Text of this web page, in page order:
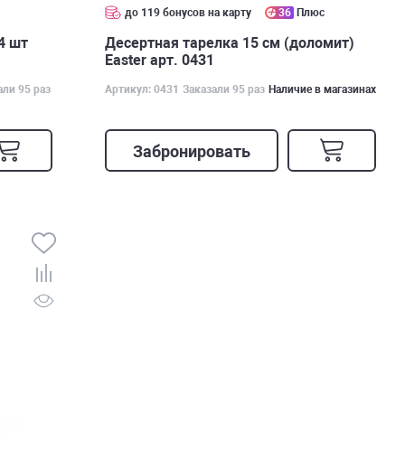
шт
95 раз
до 119 бонусов на карту 36 Плюс
Десертная тарелка 15 см (доломит)
Easter арт. 0431
Артикул: 0431 Заказали 95 раз Наличие в магазинах
Забронировать